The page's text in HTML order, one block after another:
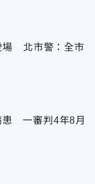
場 北市警：全市
患 一審判4年8月